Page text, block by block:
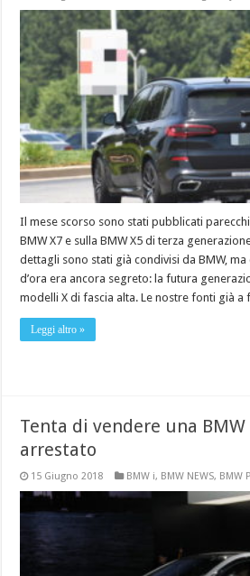
Il mese scorso sono stati pubblicati
BMW X7 e sulla BMW X5 di terza
dettagli sono stati già condivisi da BMW, ma
d’ora era ancora segreto: la futura
modelli X di fascia alta. Le nostre fonti già a
Leggi altro »
Tenta di vendere una
arrestato
15 Giugno 2018 BMW i, BMW NEWS, BMW